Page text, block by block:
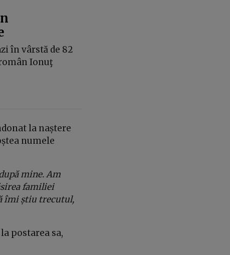
în vârstă de 82
Ionuţ
la naștere
numele
mine. Am
familiei
îmi știu trecutul,
postarea sa,